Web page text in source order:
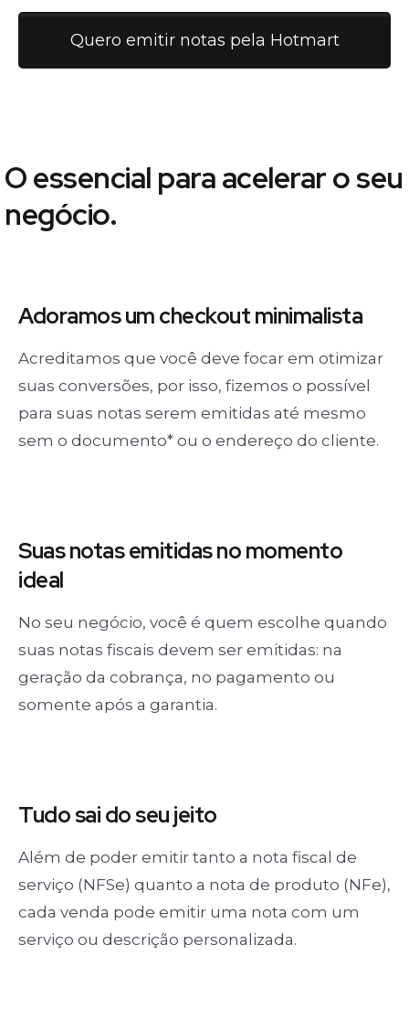
Quero emitir notas pela Hotmart
O essencial para acelerar o seu
negócio.
Adoramos umcheckout minimalista
Acreditamos que você deve focar em otimizar
suas conversões, por isso, fizemos o possível
para suas notas serem emitidas até mesmo
sem o documento* ou o endereço do cliente.
Suas notasemitidas no momento
ideal
No seu negócio, você é quem escolhe quando
suas notas fiscais devem ser emitidas: na
geração da cobrança, no pagamento ou
somente após a garantia.
Tudo saido seu jeito
Além de poder emitir tanto a nota fiscal de
serviço (NFSe) quanto a nota de produto (NFe),
cada venda pode emitir uma nota com um
serviço ou descrição personalizada.